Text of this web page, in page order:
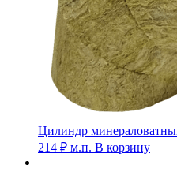
Цилиндр
214 ₽ м.п. В корзину